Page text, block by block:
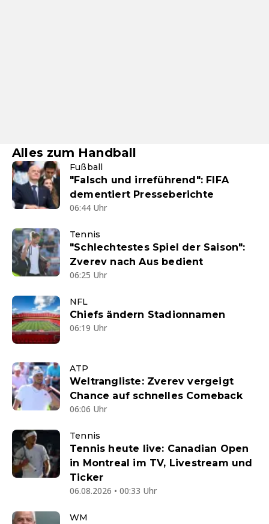
Alles zum Handball
Fußball
"Falsch und irreführend": FIFA
dementiert Presseberichte
06:44 Uhr
Tennis
"Schlechtestes Spiel der Saison":
Zverev nach Aus bedient
06:25 Uhr
NFL
Chiefs ändern Stadionnamen
06:19 Uhr
ATP
Weltrangliste: Zverev vergeigt
Chance auf schnelles Comeback
06:06 Uhr
Tennis
Tennis heute live: Canadian Open
in Montreal im TV, Livestream und
Ticker
06.08.2026 • 00:33 Uhr
WM